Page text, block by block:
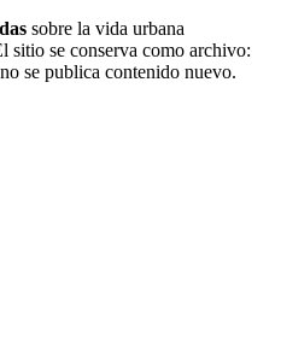
sobre la vida urbana
sitio se conserva como archivo:
se publica contenido nuevo.